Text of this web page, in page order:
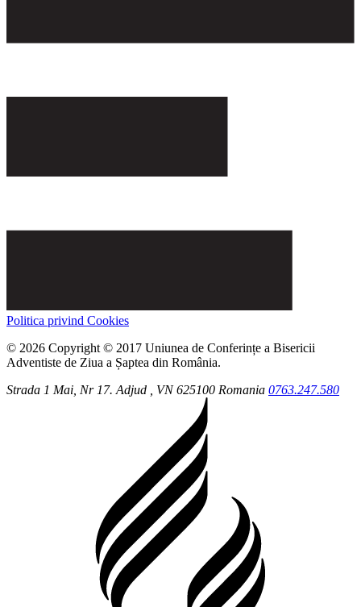
Politica privind Cookies
© 2026 Copyright © 2017 Uniunea de Conferințe a Bisericii
Adventiste de Ziua a Șaptea din România.
Strada 1 Mai, Nr 17.Adjud , VN 625100 Romania 0763.247.580